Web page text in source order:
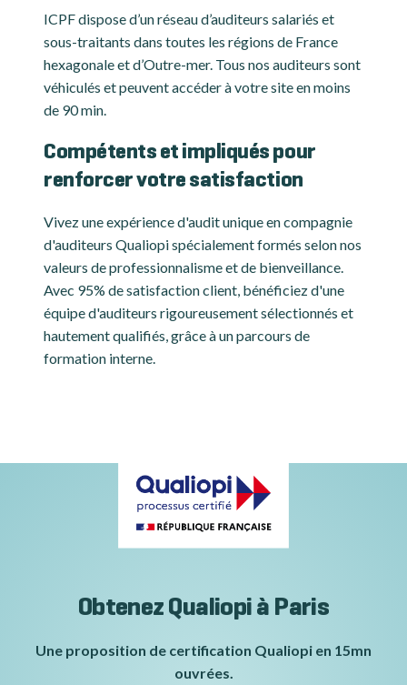
ICPF dispose d’un réseau d’auditeurs salariés et
sous-traitants dans toutes les régions de France
hexagonale et d’Outre-mer. Tous nos auditeurs sont
véhiculés et peuvent accéder à votre site en moins
de 90 min.
Compétents et impliqués pour
renforcer votre satisfaction
Vivez une expérience d'audit unique en compagnie
d'auditeurs Qualiopi spécialement formés selon nos
valeurs de professionnalisme et de bienveillance.
Avec 95% de satisfaction client, bénéficiez d'une
équipe d'auditeurs rigoureusement sélectionnés et
hautement qualifiés, grâce à un parcours de
formation interne.
Obtenez Qualiopi à Paris
Une proposition de certification Qualiopi en 15mn
ouvrées.